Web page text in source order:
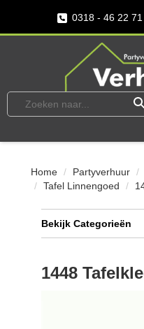
0318 - 46 22 71
Home Partyverhuur
Tafel Linnengoed
Bekijk Categorieën
1448